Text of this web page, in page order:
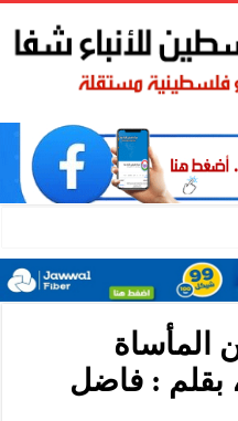
محمود شلاتوه من قرية
المأساة
بقلم : فاضل